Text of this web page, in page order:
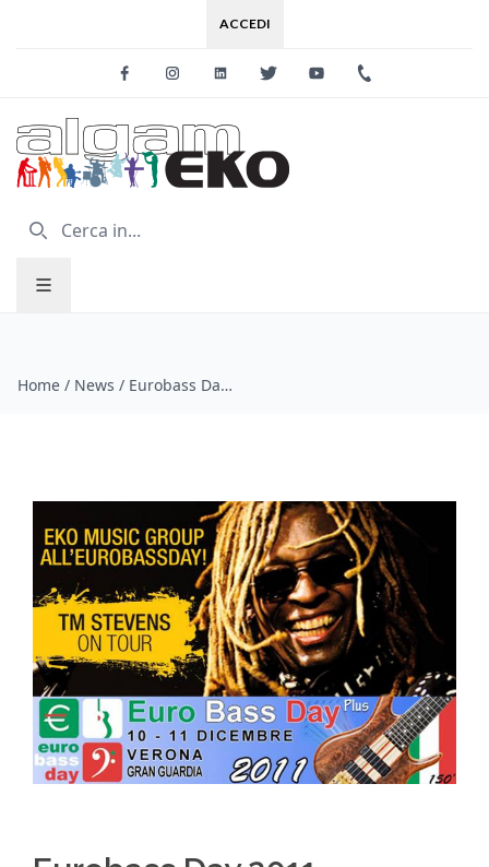
ACCEDI
FacebookInstagramLinkedinTwitter Youtube
Home / News / Eurobass Day 2011